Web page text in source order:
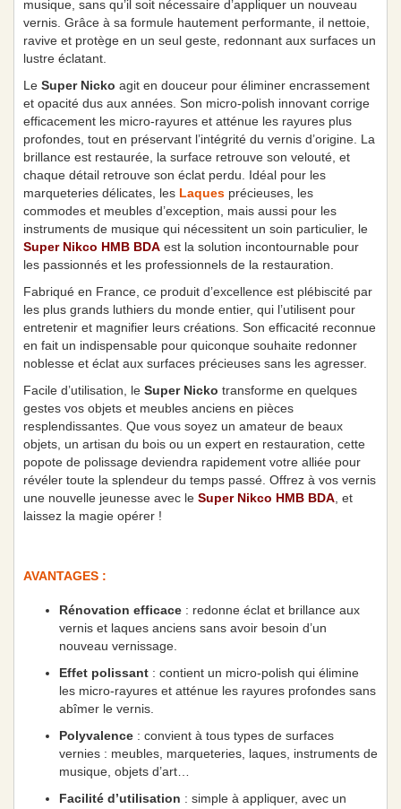
musique, sans qu’il soit nécessaire d’appliquer un nouveau
vernis. Grâce à sa formule hautement performante, il nettoie,
ravive et protège en un seul geste, redonnant aux surfaces un
lustre éclatant.
Le Super Nicko agit en douceur pour éliminer encrassement
et opacité dus aux années. Son micro-polish innovant corrige
efficacement les micro-rayures et atténue les rayures plus
profondes, tout en préservant l’intégrité du vernis d’origine. La
brillance est restaurée, la surface retrouve son velouté, et
chaque détail retrouve son éclat perdu. Idéal pour les
marqueteries délicates, les Laques précieuses, les
commodes et meubles d’exception, mais aussi pour les
instruments de musique qui nécessitent un soin particulier, le
Super Nikco HMB BDA est la solution incontournable pour
les passionnés et les professionnels de la restauration.
Fabriqué en France, ce produit d’excellence est plébiscité par
les plus grands luthiers du monde entier, qui l’utilisent pour
entretenir et magnifier leurs créations. Son efficacité reconnue
en fait un indispensable pour quiconque souhaite redonner
noblesse et éclat aux surfaces précieuses sans les agresser.
Facile d’utilisation, le Super Nicko transforme en quelques
gestes vos objets et meubles anciens en pièces
resplendissantes. Que vous soyez un amateur de beaux
objets, un artisan du bois ou un expert en restauration, cette
popote de polissage deviendra rapidement votre alliée pour
révéler toute la splendeur du temps passé. Offrez à vos vernis
une nouvelle jeunesse avec le Super Nikco HMB BDA , et
laissez la magie opérer !
AVANTAGES :
Rénovation efficace : redonne éclat et brillance aux
vernis et laques anciens sans avoir besoin d’un
nouveau vernissage.
Effet polissant : contient un micro-polish qui élimine
les micro-rayures et atténue les rayures profondes sans
abîmer le vernis.
Polyvalence : convient à tous types de surfaces
vernies : meubles, marqueteries, laques, instruments de
musique, objets d’art…
Facilité d’utilisation : simple à appliquer, avec un